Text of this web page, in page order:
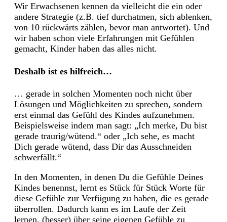
Wir Erwachsenen kennen da vielleicht die ein oder
andere Strategie (z.B. tief durchatmen, sich ablenken,
von 10 rückwärts zählen, bevor man antwortet). Und
wir haben schon viele Erfahrungen mit Gefühlen
gemacht, Kinder haben das alles nicht.
Deshalb ist es hilfreich…
… gerade in solchen Momenten noch nicht über
Lösungen und Möglichkeiten zu sprechen, sondern
erst einmal das Gefühl des Kindes aufzunehmen.
Beispielsweise indem man sagt: „Ich merke, Du bist
gerade traurig/wütend.“ oder „Ich sehe, es macht
Dich gerade wütend, dass Dir das Ausschneiden
schwerfällt.“
In den Momenten, in denen Du die Gefühle Deines
Kindes benennst, lernt es Stück für Stück Worte für
diese Gefühle zur Verfügung zu haben, die es gerade
überrollen. Dadurch kann es im Laufe der Zeit
lernen, (besser) über seine eigenen Gefühle zu